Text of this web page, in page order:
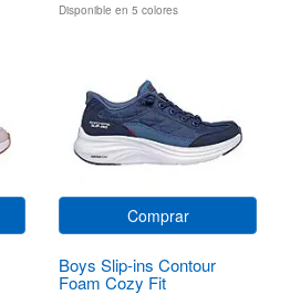
Disponible en 5 colores
Comprar
Boys Slip-ins Contour
Foam Cozy Fit